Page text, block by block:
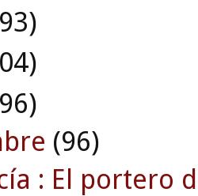
(96)
: El portero